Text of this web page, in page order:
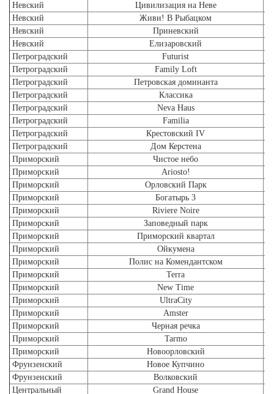
Невский
Цивилизация на Неве
Невский
Живи! В Рыбацком
Невский
Приневский
Невский
Елизаровский
Петроградский
Futurist
Петроградский
Family Loft
Петроградский
Петровская доминанта
Петроградский
Классика
Петроградский
Neva Haus
Петроградский
Familia
Петроградский
Крестовский IV
Петроградский
Дом Керстена
Приморский
Чистое небо
Приморский
Ariosto!
Приморский
Орловский Парк
Приморский
Богатырь 3
Приморский
Riviere Noire
Приморский
Заповедный парк
Приморский
Приморский квартал
Приморский
Ойкумена
Приморский
Полис на Комендантском
Приморский
Terra
Приморский
New Time
Приморский
UltraCity
Приморский
Amster
Приморский
Черная речка
Приморский
Tarmo
Приморский
Новоорловский
Фрунзенский
Новое Купчино
Фрунзенский
Волковский
Центральный
Grand House